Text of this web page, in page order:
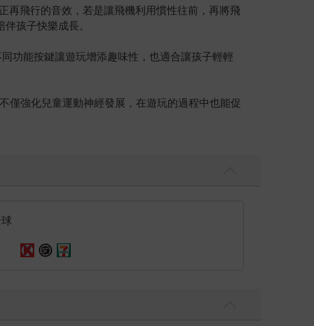
再飛行的音效，若是讓飛機利用慣性往前，再將飛
孩子快樂成長。
功能按鍵讓遊玩增添趣味性，也適合讓孩子輕輕
僅強化兒童運動神經發展，在遊玩的過程中也能促